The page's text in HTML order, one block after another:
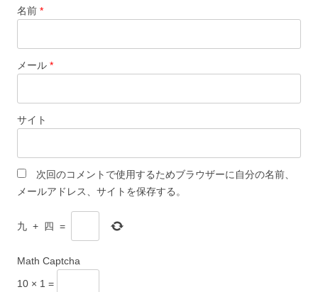
名前 *
メール *
サイト
次回のコメントで使用するためブラウザーに自分の名前、
メールアドレス、サイトを保存する。
九 + 四 =
Math Captcha
10 × 1 =